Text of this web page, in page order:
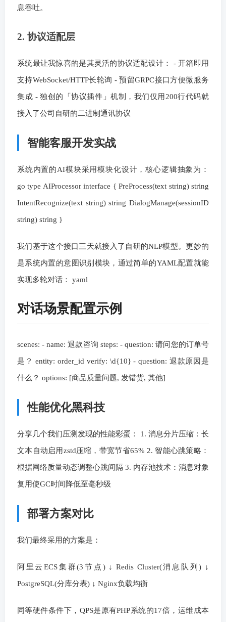
息吞吐。
2. 协议适配层
系统最让我惊喜的是其灵活的协议适配设计： - 开箱即用
支持WebSocket/HTTP长轮询 - 预留GRPC接口方便微服务
集成 - 独创的「协议插件」机制，我们仅用200行代码就
接入了公司自研的二进制通讯协议
智能客服开发实战
系统内置的AI模块采用模块化设计，核心逻辑抽象为：
go type AIProcessor interface { PreProcess(text string) string
IntentRecognize(text string) string DialogManage(sessionID
string) string }
我们基于这个接口三天就接入了自研的NLP模型。更妙的
是系统内置的意图识别模块，通过简单的YAML配置就能
实现多轮对话： yaml
对话场景配置示例
scenes: - name: 退款咨询 steps: - question: 请问您的订单号
是？ entity: order_id verify: \d{10} - question: 退款原因是
什么？ options: [商品质量问题, 发错货, 其他]
性能优化黑科技
分享几个我们压测发现的性能彩蛋： 1. 消息分片压缩：长
文本自动启用zstd压缩，带宽节省65% 2. 智能心跳策略：
根据网络质量动态调整心跳间隔 3. 内存池技术：消息对象
复用使GC时间降低至毫秒级
部署方案对比
我们最终采用的方案是：
阿里云ECS集群(3节点) ↓ Redis Cluster(消息队列) ↓
PostgreSQL(分库分表) ↓ Nginx负载均衡
同等硬件条件下，QPS是原有PHP系统的17倍，运维成本